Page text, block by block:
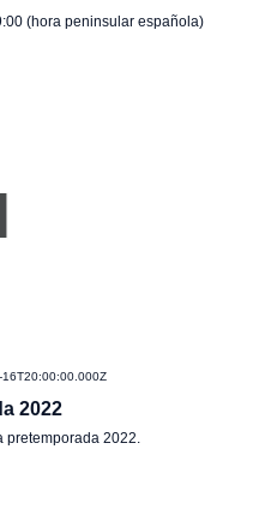
(hora peninsular española)
16T20:00:00.000Z
2022
pretemporada 2022.